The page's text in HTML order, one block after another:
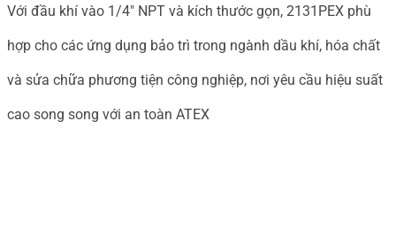
Với đầu khí vào 1/4″ NPT và kích thước gọn, 2131PEX phù
hợp cho các ứng dụng bảo trì trong ngành dầu khí, hóa chất
và sửa chữa phương tiện công nghiệp, nơi yêu cầu hiệu suất
cao song song với an toàn ATEX